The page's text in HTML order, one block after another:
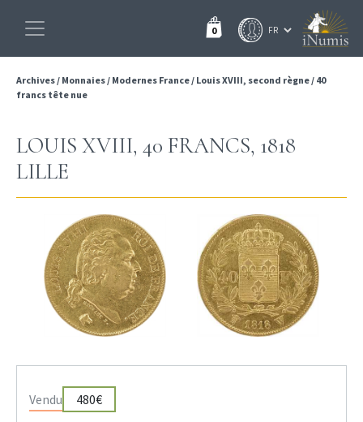
0
Archives/ Monnaies/ Modernes France/ Louis XVIII, second règne/ 40
francs tête nue
LOUIS XVIII, 40 FRANCS, 1818
LILLE
Vendu 480€